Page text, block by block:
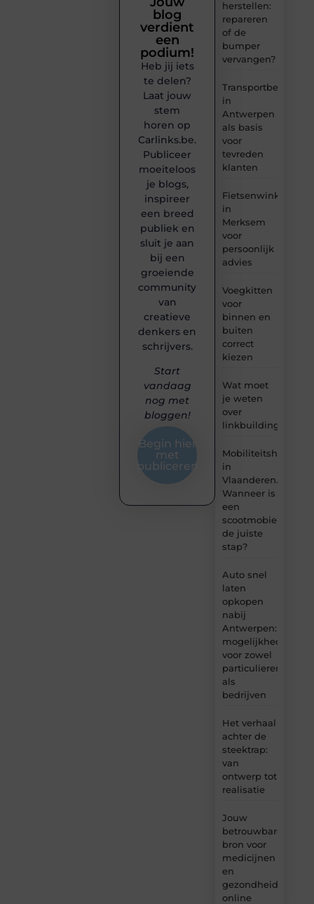
herstellen:
repareren
of de
bumper
vervangen?
Transportbedrijf
in
Antwerpen
als basis
voor
tevreden
klanten
Fietsenwinkel
in
Merksem
voor
persoonlijk
advies
Voegkitten
voor
binnen en
buiten
correct
kiezen
Wat moet
je weten
over
linkbuilding?
in
Vlaanderen.
Wanneer is
een
scootmobiel
de juiste
stap?
Auto snel
laten
opkopen
nabij
Antwerpen:
mogelijkheden
voor zowel
particulieren
als
bedrijven
Het verhaal
achter de
steektrap:
van
ontwerp tot
realisatie
Jouw
betrouwbare
bron voor
medicijnen
en
online
blog
verdient
een
podium!
Heb jij iets
te delen?
Laat jouw
stem
horen op
Carlinks.be.
Publiceer
moeiteloos
je blogs,
inspireer
een breed
publiek en
sluit je aan
bij een
groeiende
community
van
creatieve
denkers en
schrijvers.
Start
vandaag
nog met
bloggen!
Begin hier
met
publiceren